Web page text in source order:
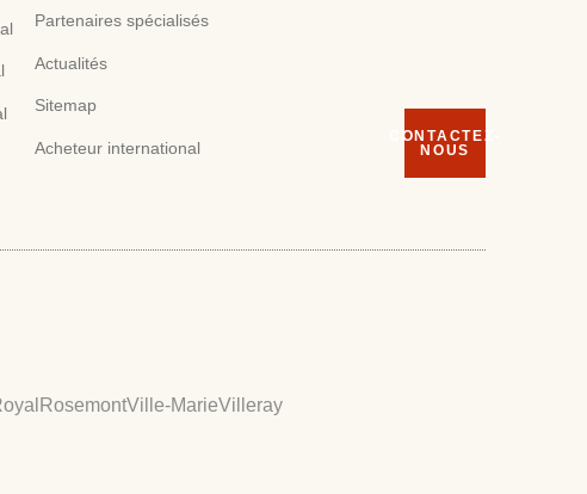
Partenaires spécialisés
Actualités
Sitemap
Acheteur international
CONTACTEZ-
NOUS
RosemontVille-MarieVilleray